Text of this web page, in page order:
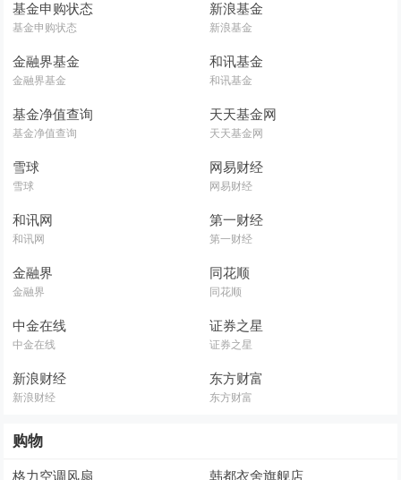
基金申购状态
基金申购状态
新浪基金
新浪基金
金融界基金
金融界基金
和讯基金
和讯基金
基金净值查询
基金净值查询
天天基金网
天天基金网
雪球
雪球
网易财经
网易财经
和讯网
和讯网
第一财经
第一财经
金融界
金融界
同花顺
同花顺
中金在线
中金在线
证券之星
证券之星
新浪财经
新浪财经
东方财富
东方财富
购物
格力空调风扇 韩都衣舍旗舰店